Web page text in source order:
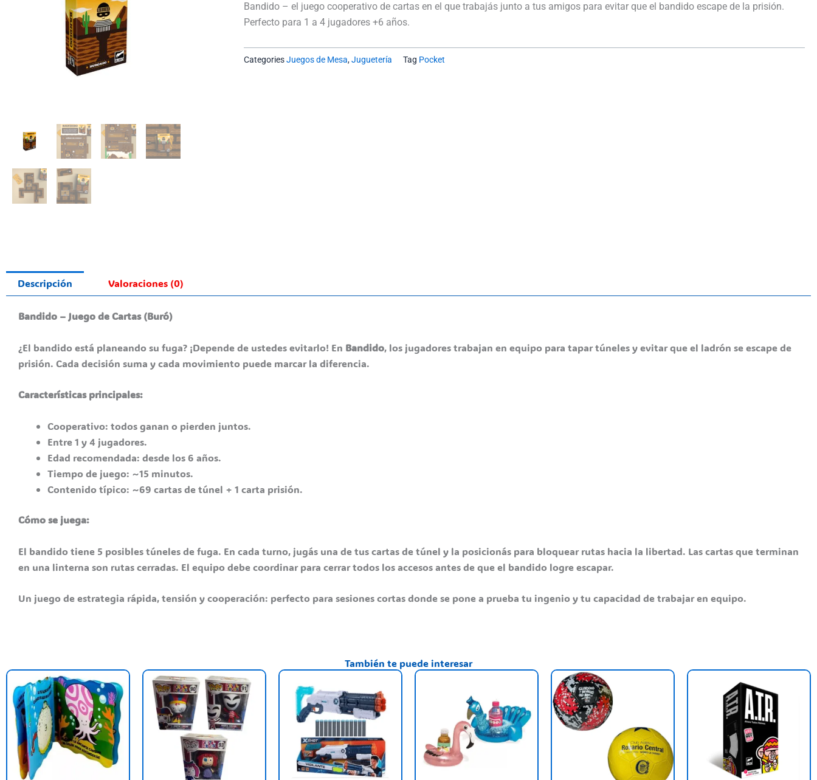
Bandido – el juego cooperativo de cartas en el que trabajás junto a tus amigos para evitar que el bandido escape de la prisión.
Perfecto para 1 a 4 jugadores +6 años.
Buró
CategoriesJuegos de Mesa,Juguetería Tag Pocket
Descripción Valoraciones (0)
Bandido – Juego de Cartas (Buró)
¿El bandido está planeando su fuga? ¡Depende de ustedes evitarlo! En Bandido, los jugadores trabajan en equipo para tapar túneles y evitar que el ladrón se escape de
prisión. Cada decisión suma y cada movimiento puede marcar la diferencia.
Características principales:
Cooperativo: todos ganan o pierden juntos.
Entre 1 y 4 jugadores.
Edad recomendada: desde los 6 años.
Tiempo de juego: ~15 minutos.
Contenido típico: ~69 cartas de túnel + 1 carta prisión.
Cómo se juega:
El bandido tiene 5 posibles túneles de fuga. En cada turno, jugás una de tus cartas de túnel y la posicionás para bloquear rutas hacia la libertad. Las cartas que terminan
en una linterna son rutas cerradas. El equipo debe coordinar para cerrar todos los accesos antes de que el bandido logre escapar.
Un juego de estrategia rápida, tensión y cooperación: perfecto para sesiones cortas donde se pone a prueba tu ingenio y tu capacidad de trabajar en equipo.
También te puede interesar
Este
producto
variantes.
opciones
Este
producto
tiene
varias
Este
Las
opciones